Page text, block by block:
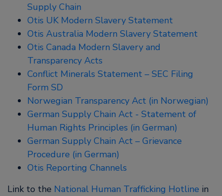
Supply Chain
Otis UK Modern Slavery Statement
Otis Australia Modern Slavery Statement
Otis Canada Modern Slavery and
Transparency Acts
Conflict Minerals Statement – SEC Filing
Form SD
Norwegian Transparency Act (in Norwegian)
German Supply Chain Act - Statement of
Human Rights Principles (in German)
German Supply Chain Act – Grievance
Procedure (in German)
Otis Reporting Channels
Link to the National Human Trafficking Hotline in